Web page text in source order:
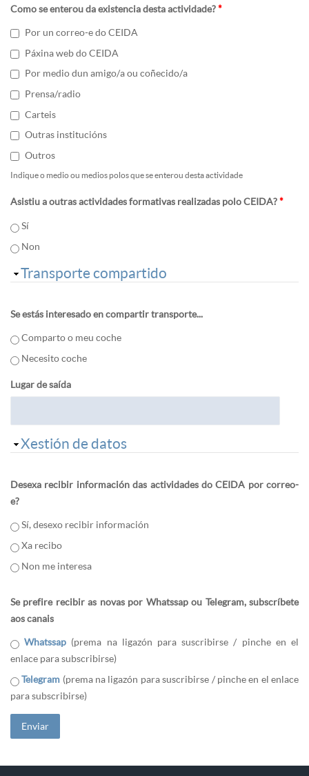
Como se enterou da existencia desta actividade?*
Por un correo-e do CEIDA
Páxina web do CEIDA
Por medio dun amigo/a ou coñecido/a
Prensa/radio
Carteis
Outras institucións
Outros
Indique o medio ou medios polos que se enterou desta actividade
Asistiu a outras actividades formativas realizadas polo CEIDA?*
Sí
Non
Ocultar
Transporte compartido
Se estás interesado en compartir transporte...
Comparto o meu coche
Necesito coche
Lugar de saída
Ocultar
Xestión de datos
Desexa recibir información das actividades do CEIDA por correo-
e?
Sí, desexo recibir información
Xa recibo
Non me interesa
Se prefire recibir as novas por Whatssap ou Telegram, subscríbete
aos canais
Whatssap (prema na ligazón para suscribirse / pinche en el
enlace para subscribirse)
Telegram (prema na ligazón para suscribirse / pinche en el enlace
para subscribirse)